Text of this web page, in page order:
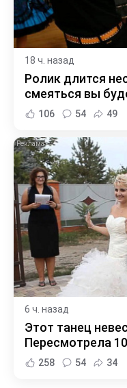
18 ч. назад
Ролик длится
смеяться вы
106 54 49
6 ч. назад
Этот танец
Пересмотрела
258 54 34